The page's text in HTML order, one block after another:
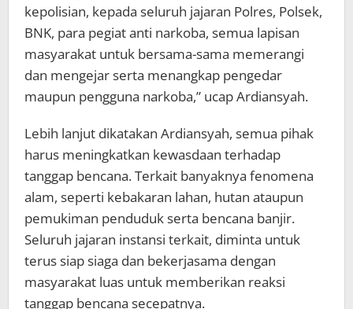
kepolisian, kepada seluruh jajaran Polres, Polsek,
BNK, para pegiat anti narkoba, semua lapisan
masyarakat untuk bersama-sama memerangi
dan mengejar serta menangkap pengedar
maupun pengguna narkoba,” ucap Ardiansyah.
Lebih lanjut dikatakan Ardiansyah, semua pihak
harus meningkatkan kewasdaan terhadap
tanggap bencana. Terkait banyaknya fenomena
alam, seperti kebakaran lahan, hutan ataupun
pemukiman penduduk serta bencana banjir.
Seluruh jajaran instansi terkait, diminta untuk
terus siap siaga dan bekerjasama dengan
masyarakat luas untuk memberikan reaksi
tanggap bencana secepatnya.